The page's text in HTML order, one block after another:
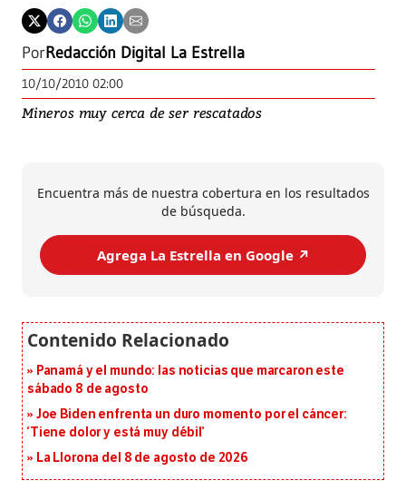
PorRedacción Digital La Estrella
10/10/2010 02:00
Mineros muy cerca de ser rescatados
Encuentra más de nuestra cobertura en los resultados
de búsqueda.
Agrega La Estrella en Google ↗️
Panamá y el mundo: las noticias que marcaron este
sábado 8 de agosto
Joe Biden enfrenta un duro momento por el cáncer:
‘Tiene dolor y está muy débil’
La Llorona del 8 de agosto de 2026